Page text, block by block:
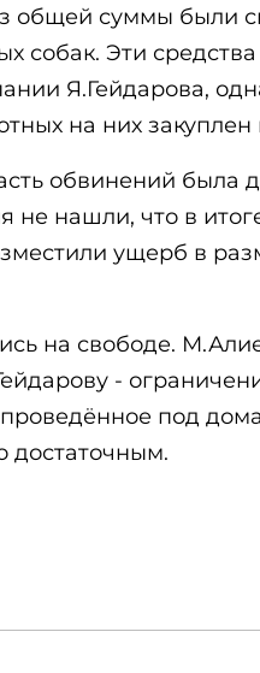
общей суммы были
собак. Эти
Я.Гейдарова,
на них закуплен
обвинений была
не нашли, что в
ущерб в
на свободе.
-
под
достаточным.